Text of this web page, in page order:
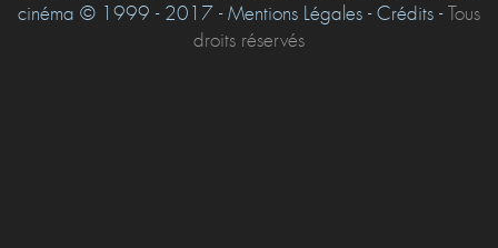
cinéma © 1999 - 2017 - Mentions Légales - Crédits -Tous
droits réservés